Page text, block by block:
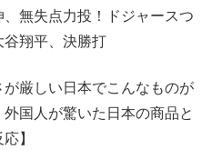
無失点力投！ドジャースつ
谷翔平、決勝打
厳しい日本でこんなものが
国人が驚いた日本の商品と
】